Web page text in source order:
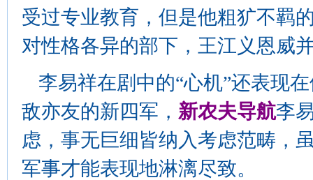
受过专业教育，但是他粗犷不羁
对性格各异的部下，王江义恩威
李易祥在剧中的“心机”还表现
敌亦友的新四军， 新农夫导航李
虑，事无巨细皆纳入考虑范畴，
军事才能表现地淋漓尽致。